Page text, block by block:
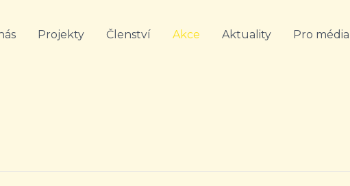
Projekty Členství Akce Aktuality Pro média